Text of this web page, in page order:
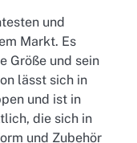
und
Markt. Es
Größe und sein
lässt sich in
und ist in
die sich in
und Zubehör